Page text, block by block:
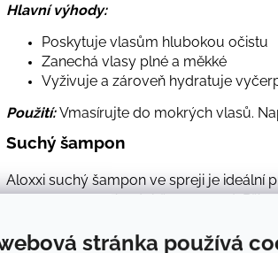
stránka používá
Hlavní výhody:
Poskytuje vlasům hlubokou očistu
Zanechá vlasy plné a měkké
Vyživuje a zároveň hydratuje
Použití: Vmasírujte do mokrých vlasů.
Suchý šampon
Aloxxi suchý šampon ve spreji je ideální
bude se vám s ním dobře pracovat.
a zanechávají vlasy čisté a příjemně
životnost barvy vlasů. Výtažky z grepu a